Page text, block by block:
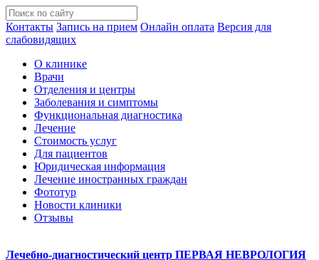
Контакты Запись на прием Онлайн оплата Версия для
слабовидящих
О клинике
Врачи
Отделения и центры
Заболевания и симптомы
Функциональная диагностика
Лечение
Стоимость услуг
Для пациентов
Юридическая информация
Лечение иностранных граждан
Фототур
Новости клиники
Отзывы
Лечебно-диагностический центр ПЕРВАЯ НЕВРОЛОГИЯ